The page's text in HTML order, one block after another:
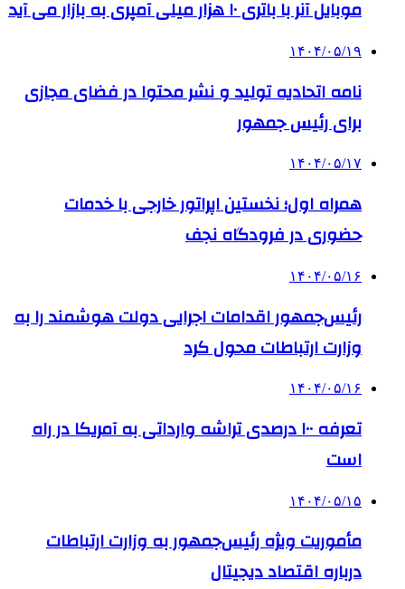
موبایل آنر با باتری ۱۰ هزار میلی آمپری به بازار می آید
۱۴۰۴/۰۵/۱۹
نامه اتحادیه تولید و نشر محتوا در فضای مجازی
برای رئیس جمهور
۱۴۰۴/۰۵/۱۷
همراه اول؛ نخستین اپراتور خارجی با خدمات
حضوری در فرودگاه نجف
۱۴۰۴/۰۵/۱۶
رئیس‌جمهور اقدامات اجرایی دولت هوشمند را به
وزارت ارتباطات محول کرد
۱۴۰۴/۰۵/۱۶
تعرفه ۱۰۰ درصدی تراشه وارداتی به آمریکا در راه
است
۱۴۰۴/۰۵/۱۵
مأموریت ویژه رئیس‌جمهور به وزارت ارتباطات
درباره اقتصاد دیجیتال